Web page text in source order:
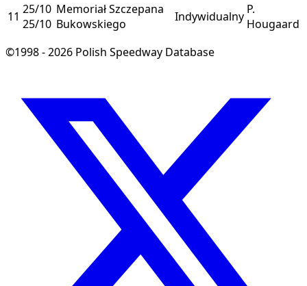
11 25/10
25/10
Memoriał Szczepana
Bukowskiego
Indywidualny P.
Hougaard
©1998 - 2026 Polish Speedway Database